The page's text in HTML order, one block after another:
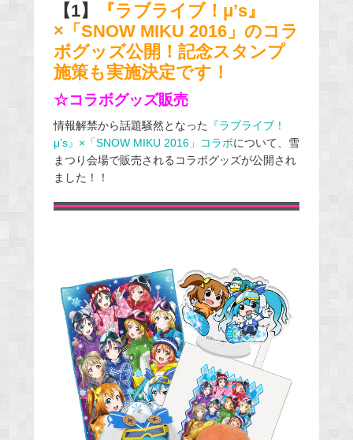
【1】
『ラブライブ！μ’s』
×「SNOW MIKU 2016」のコラ
ボグッズ公開！記念スタンプ
施策も実施決定です！
☆コラボグッズ販売
情報解禁から話題騒然となった 『ラブライブ！
μ’s』×「SNOW MIKU 2016」コラボについて、 雪
まつり会場で販売される コラボグッズが公開され
ました！！